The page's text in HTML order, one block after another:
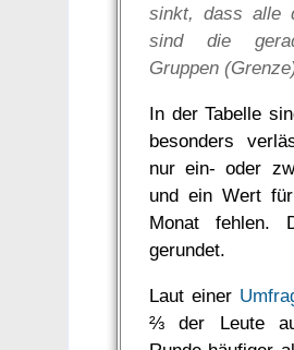
sinkt, dass alle
sind die
Gruppen
In der Tabelle
besonders
nur ein- oder
und ein Wert
Monat fehlen.
gerundet.
Laut einer
⅔ der Leute